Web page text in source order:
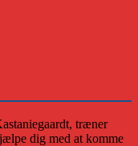
træner
dig med at komme